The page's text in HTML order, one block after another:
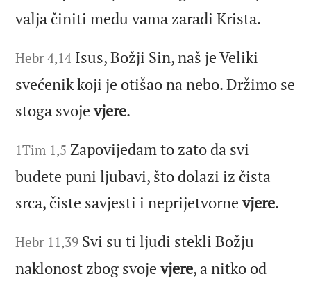
valja činiti među vama zaradi Krista.
Hebr 4,14 Isus, Božji Sin, naš je Veliki
svećenik koji je otišao na nebo. Držimo se
stoga svojevjere.
1Tim 1,5 Zapovijedam to zato da svi
budete puni ljubavi, što dolazi iz čista
srca, čiste savjesti i neprijetvornevjere.
Hebr 11,39 Svi su ti ljudi stekli Božju
naklonost zbog svojevjere, a nitko od